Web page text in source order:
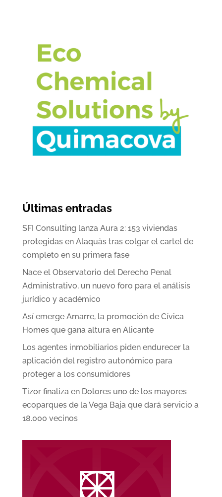
Últimas entradas
SFI Consulting lanza Aura 2: 153 viviendas
protegidas en Alaquàs tras colgar el cartel de
completo en su primera fase
Nace el Observatorio del Derecho Penal
Administrativo, un nuevo foro para el análisis
jurídico y académico
Así emerge Amarre, la promoción de Cívica
Homes que gana altura en Alicante
Los agentes inmobiliarios piden endurecer la
aplicación del registro autonómico para
proteger a los consumidores
Tizor finaliza en Dolores uno de los mayores
ecoparques de la Vega Baja que dará servicio a
18.000 vecinos